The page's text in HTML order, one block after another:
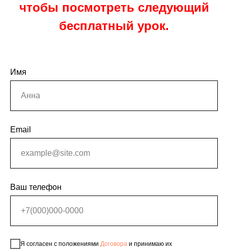
чтобы посмотреть следующий
бесплатный урок.
Имя
Email
Ваш телефон
Я согласен с положениями Договора и принимаю их